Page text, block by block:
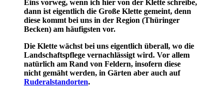
Eins vorweg, wenn ich hier von der Klette schreibe,
dann ist eigentlich die Große Klette gemeint, denn
diese kommt bei uns in der Region (Thüringer
Becken) am häufigsten vor.
Die Klette wächst bei uns eigentlich überall, wo die
Landschaftspflege vernachlässigt wird. Vor allem
natürlich am Rand von Feldern, insofern diese
nicht gemäht werden, in Gärten aber auch auf
Ruderalstandorten.